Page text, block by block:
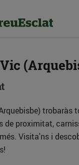
trobaràs
de proximitat,
Visita'ns i